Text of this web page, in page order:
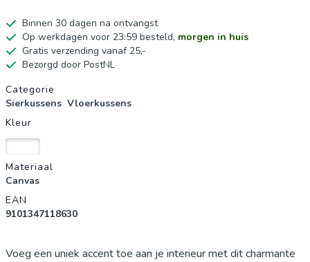
Binnen 30 dagen na ontvangst
Op werkdagen voor 23:59 besteld, morgen in huis
Gratis verzending vanaf 25,-
Bezorgd door PostNL
Productgegevens
Categorie
Sierkussens Vloerkussens
Kleur
Materiaal
Canvas
EAN
9101347118630
Voeg een uniek accent toe aan je interieur met dit charmante